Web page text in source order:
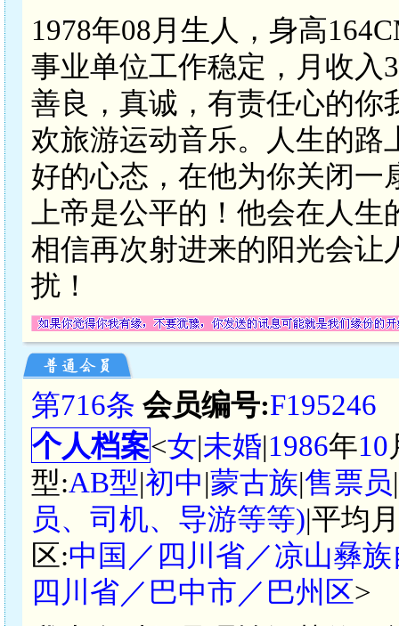
1978年08月生人，身高
事业单位工作稳定，月收入
善良，真诚，有责任心的你
欢旅游运动音乐。人生的路
好的心态，在他为你关闭一
上帝是公平的！他会在人
相信再次射进来的阳光会让
扰！
第716条 会员编号:F195246
个人档案<女|未婚|1986年10
型:AB型|初中|蒙古族|售票员
员、司机、导游等等)|平均
区:中国／四川省／凉山彝
四川省／巴中市／巴州区>